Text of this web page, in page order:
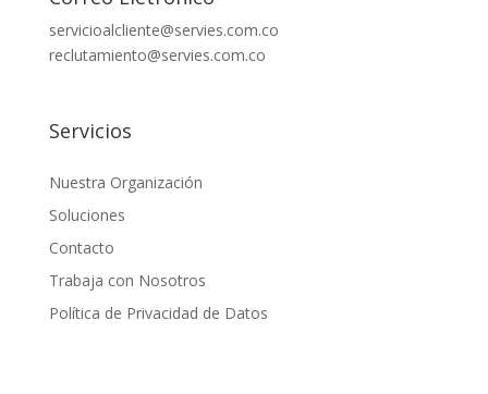
servicioalcliente@servies.com.co
reclutamiento@servies.com.co
Servicios
Nuestra Organización
Soluciones
Contacto
Trabaja con Nosotros
Política de Privacidad de Datos